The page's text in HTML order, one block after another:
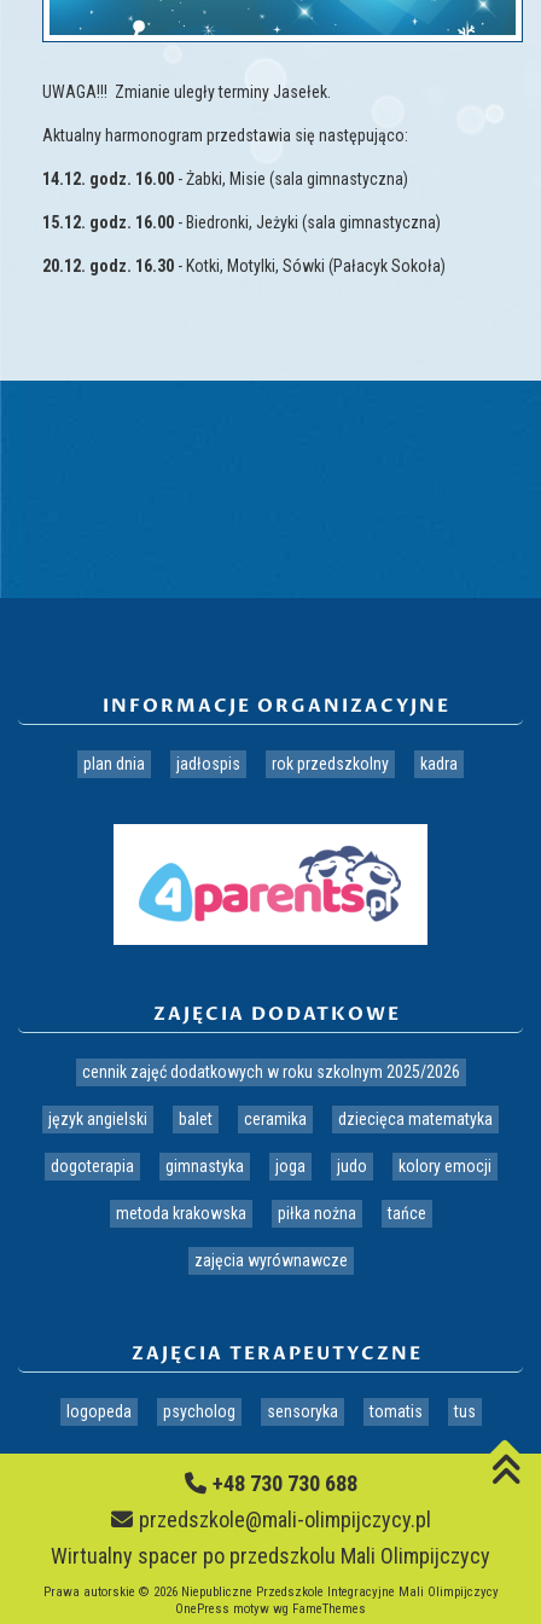
UWAGA!!! Zmianie uległy terminy Jasełek.
Aktualny harmonogram przedstawia się następująco:
14.12. godz. 16.00 - Żabki, Misie (sala gimnastyczna)
15.12. godz. 16.00 - Biedronki, Jeżyki (sala gimnastyczna)
20.12. godz. 16.30 - Kotki, Motylki, Sówki (Pałacyk Sokoła)
INFORMACJE ORGANIZACYJNE
plan dnia jadłospis rok przedszkolny kadra
ZAJĘCIA DODATKOWE
cennik zajęć dodatkowych w roku szkolnym 2025/2026
język angielski balet ceramika dziecięca matematyka
dogoterapia gimnastyka joga judo kolory emocji
metoda krakowska piłka nożna tańce
zajęcia wyrównawcze
ZAJĘCIA TERAPEUTYCZNE
logopeda psycholog sensoryka tomatis tus
+48 730 730 688
przedszkole@mali-olimpijczycy.pl
Wirtualny spacer po przedszkolu Mali Olimpijczycy
Prawa autorskie © 2026 Niepubliczne Przedszkole Integracyjne Mali Olimpijczycy
OnePress motyw wg FameThemes